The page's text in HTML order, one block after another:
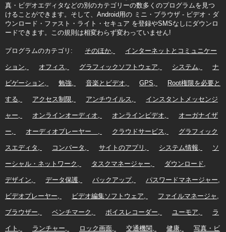
真・ビデオエディタなどの別のカテゴリーの数多くのプログラムを見つ
けることができます。そして、Android用の ミニ・ブラウザ ‐ ビデオ・ダ
ウンロード・ファスト・ライト・セキュア を登録やSMSなしにダウンロ
ードできます。この規則は相変わらず変わっていません!
プログラムのカテゴリ: そのほか インターネットとコミュニケー
ション オフィス グラフィックソフトウェア システム ナ
ビゲーション 勉強 音楽とビデオ GPS Root権限を必要と
する アクセス制限 アンチウイルス インスタントメッセンジ
ャー オンラインオーディオ オンラインビデオ オーガナイザ
ー オーディオプレーヤー クラウドサービス グラフィック
スエディタ コンバータ サイトのアプリ システム情報 ソ
ーシャル・ネットワーク タスクマネージャー ダウンロード
デザイン データ保護 バックアップ パスワードマネージャー
ビデオプレーヤー ビデオ編集ソフトウェア ファイルマネージャ
ブラウザー ベンチマーク ボイスレコーダー ユーモア ラ
イト ランチャー ロック画面 交通機関 健康 写真・ビ